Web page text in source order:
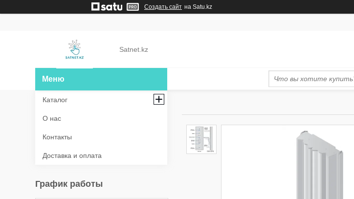
Создать сайт на Satu.kz
Satnet.kz
Каталог
О нас
Контакты
Доставка и оплата
График работы